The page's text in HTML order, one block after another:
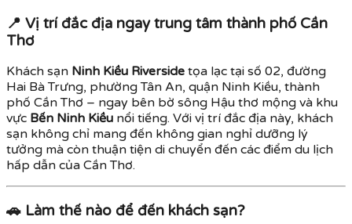
📍 Vị trí đắc địa ngay trung tâm thành phố Cần
Thơ
Khách sạn Ninh Kiều Riverside tọa lạc tại số 02, đường
Hai Bà Trưng, phường Tân An, quận Ninh Kiều, thành
phố Cần Thơ – ngay bên bờ sông Hậu thơ mộng và khu
vực Bến Ninh Kiều nổi tiếng. Với vị trí đắc địa này, khách
sạn không chỉ mang đến không gian nghỉ dưỡng lý
tưởng mà còn thuận tiện di chuyển đến các điểm du lịch
hấp dẫn của Cần Thơ.
🚗 Làm thế nào để đến khách sạn?